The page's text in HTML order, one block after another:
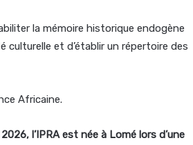
la mémoire historique endogène
et d’établir un répertoire des
Africaine.
l’IPRA est née à Lomé lors d’une